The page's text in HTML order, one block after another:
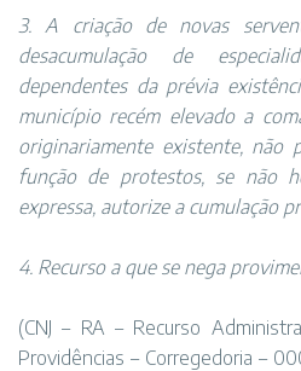
3. A criação de novas
desacumulação de
dependentes da prévia
município recém elevado a
originariamente existente, não
função de protestos, se não
expressa, autorize a cumulação
4. Recurso a que se nega
(CNJ – RA – Recurso
Providências – Corregedoria –